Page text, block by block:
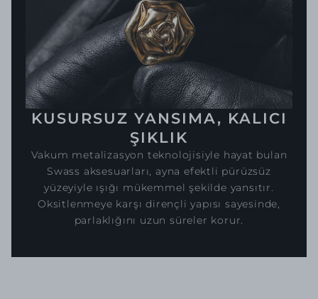
KUSURSUZ YANSIMA, KALICI
ŞIKLIK
Vakum metalizasyon teknolojisiyle hayat bulan
Swass aksesuarları, ayna efektli pürüzsüz
yüzeyiyle ışığı mükemmel şekilde yansıtır.
Oksitlenmeye karşı dirençli yapısı sayesinde,
parlaklığını uzun süreler korur.